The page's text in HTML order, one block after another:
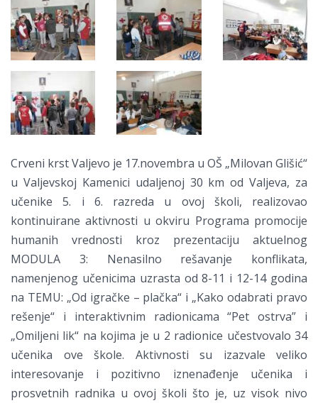
Crveni krst Valjevo je 17.novembra u OŠ „Milovan Glišić“
u Valjevskoj Kamenici udaljenoj 30 km od Valjeva, za
učenike 5. i 6. razreda u ovoj školi, realizovao
kontinuirane aktivnosti u okviru Programa promocije
humanih vrednosti kroz prezentaciju aktuelnog
MODULA 3: Nenasilno rešavanje konflikata,
namenjenog učenicima uzrasta od 8-11 i 12-14 godina
na TEMU: „Od igračke – plačka“ i „Kako odabrati pravo
rešenje“ i interaktivnim radionicama “Pet ostrva” i
„Omiljeni lik“ na kojima je u 2 radionice učestvovalo 34
učenika ove škole. Aktivnosti su izazvale veliko
interesovanje i pozitivno iznenađenje učenika i
prosvetnih radnika u ovoj školi što je, uz visok nivo